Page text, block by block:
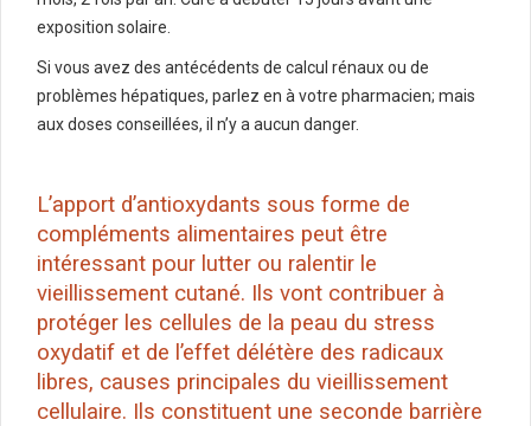
exposition solaire.
Si vous avez des antécédents de calcul rénaux ou de
problèmes hépatiques, parlez en à votre pharmacien; mais
aux doses conseillées, il n’y a aucun danger.
L’apport d’antioxydants sous forme de
compléments alimentaires peut être
intéressant pour lutter ou ralentir le
vieillissement cutané. Ils vont contribuer à
protéger les cellules de la peau du stress
oxydatif et de l’effet délétère des radicaux
libres, causes principales du vieillissement
cellulaire. Ils constituent une seconde barrière